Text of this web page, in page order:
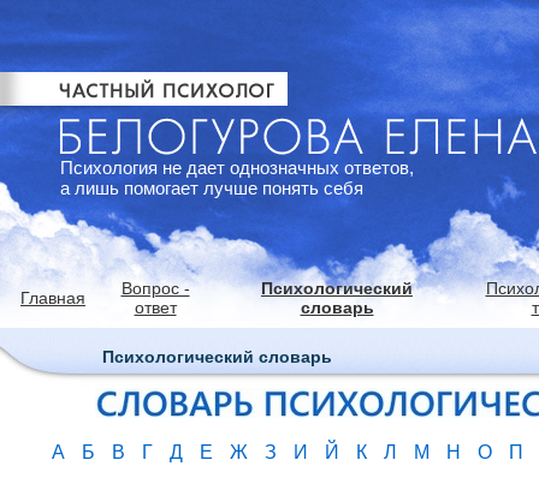
Психология не дает однозначных ответов,
а лишь помогает лучше понять себя
Главная
Вопрос -
ответ
Психологический
словарь
Психологический словарь
А Б В Г Д Е Ж З И Й К Л М Н О
П